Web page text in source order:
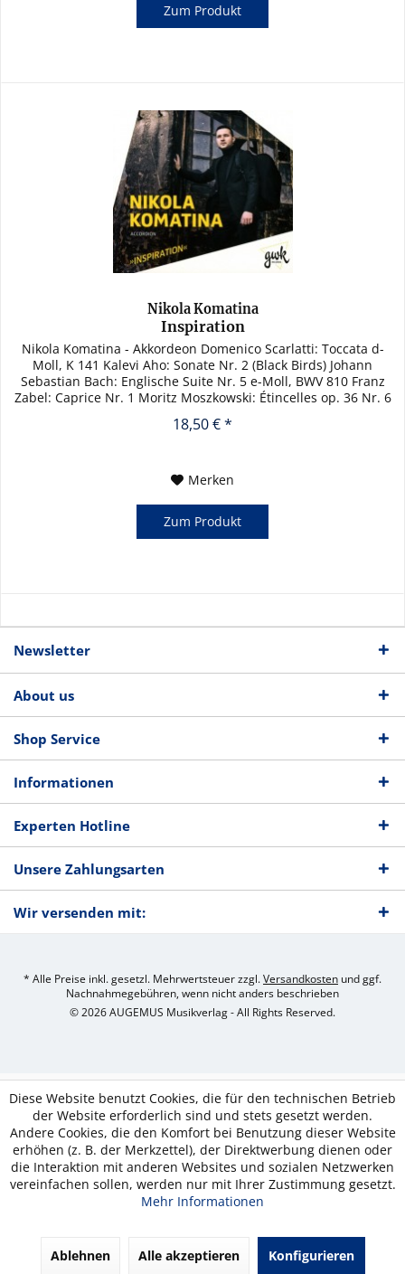
Zum Produkt
Nikola Komatina
Inspiration
Nikola Komatina - Akkordeon Domenico Scarlatti: Toccata d-
Moll, K 141 Kalevi Aho: Sonate Nr. 2 (Black Birds) Johann
Sebastian Bach: Englische Suite Nr. 5 e-Moll, BWV 810 Franz
Zabel: Caprice Nr. 1 Moritz Moszkowski: Étincelles op. 36 Nr. 6
18,50 € *
Merken
Zum Produkt
Newsletter
About us
Shop Service
Informationen
Experten Hotline
Unsere Zahlungsarten
Wir versenden mit:
* Alle Preise inkl. gesetzl. Mehrwertsteuer zzgl.Versandkosten und ggf.
Nachnahmegebühren, wenn nicht anders beschrieben
© 2026 AUGEMUS Musikverlag - All Rights Reserved.
Diese Website benutzt Cookies, die für den technischen Betrieb
der Website erforderlich sind und stets gesetzt werden.
Andere Cookies, die den Komfort bei Benutzung dieser Website
erhöhen (z. B. der Merkzettel), der Direktwerbung dienen oder
die Interaktion mit anderen Websites und sozialen Netzwerken
vereinfachen sollen, werden nur mit Ihrer Zustimmung gesetzt.
Mehr Informationen
Ablehnen Alle akzeptieren Konfigurieren